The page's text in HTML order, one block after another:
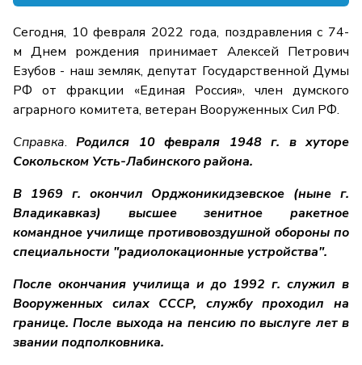
Сегодня, 10 февраля 2022 года, поздравления с 74-
м Днем рождения принимает Алексей Петрович
Езубов - наш земляк, депутат Государственной Думы
РФ от фракции «Единая Россия», член думского
аграрного комитета, ветеран Вооруженных Сил РФ.
Справка.Родился 10 февраля 1948 г. в хуторе
Сокольском Усть-Лабинского района.
В 1969 г. окончил Орджоникидзевское (ныне г.
Владикавказ) высшее зенитное ракетное
командное училище противовоздушной обороны по
специальности "радиолокационные устройства".
После окончания училища и до 1992 г. служил в
Вооруженных силах СССР, службу проходил на
границе. После выхода на пенсию по выслуге лет в
звании подполковника.